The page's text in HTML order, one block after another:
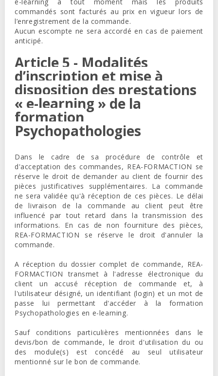
commandés sont facturés au prix en vigueur lors de
l’enregistrement de la commande.
Aucun escompte ne sera accordé en cas de paiement
anticipé.
Article 5 - Modalités
d’inscription et mise à
disposition des prestations
« e-learning » de la
formation
Psychopathologies
Dans le cadre de sa procédure de contrôle et
d'acceptation des commandes, REA-FORMACTION se
réserve le droit de demander au client de fournir des
pièces justificatives supplémentaires. La commande
ne sera validée qu'à réception de ces pièces. Le délai
de livraison de la commande au client peut être
influencé par tout retard dans la transmission des
informations. En cas de non fourniture des pièces,
REA-FORMACTION se réserve le droit d'annuler la
commande.
A réception du dossier complet de commande, REA-
FORMACTION transmet à l'adresse électronique du
client un accusé réception de commande et, à
l'utilisateur désigné, un identifiant (login) et un mot de
passe lui permettant d'accéder à la formation
Psychopathologies en e-learning.
Sauf conditions particulières mentionnées dans le
devis/bon de commande, le droit d'utilisation du ou
des module(s) est concédé au seul utilisateur
mentionné sur le bon de commande.